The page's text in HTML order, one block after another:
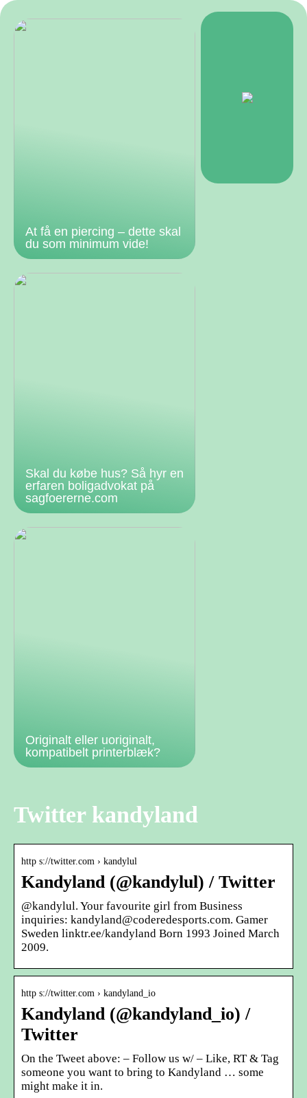
At få en piercing – dette skal
du som minimum vide!
Skal du købe hus? Så hyr en
erfaren boligadvokat på
sagfoererne.com
Originalt eller uoriginalt,
kompatibelt printerblæk?
Twitter kandyland
http s://twitter.com › kandylul
Kandyland (@kandylul) / Twitter
@kandylul. Your favourite girl from Business
inquiries: kandyland@coderedesports.com. Gamer
Sweden linktr.ee/kandyland Born 1993 Joined March
2009.
http s://twitter.com › kandyland_io
Kandyland (@kandyland_io) /
Twitter
On the Tweet above: – Follow us w/ – Like, RT & Tag
someone you want to bring to Kandyland … some
might make it in.